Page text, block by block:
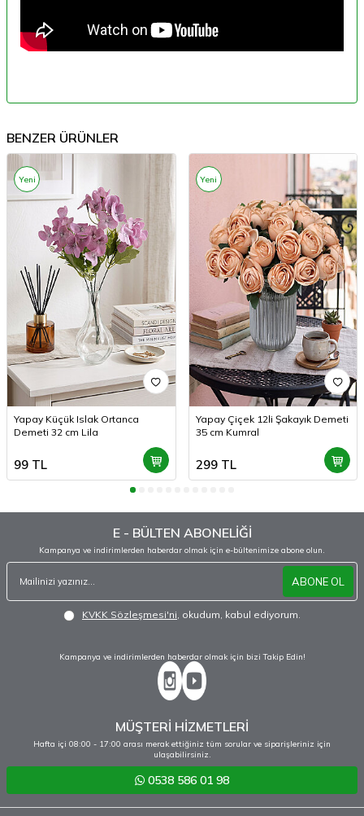
BENZER ÜRÜNLER
Yeni
Yapay Küçük Islak Ortanca
Demeti 32 cm Lila
99 TL
Yeni
Yapay Çiçek 12li Şakayık Demeti
35 cm Kumral
299TL
E - BÜLTEN ABONELİĞİ
Kampanya ve indirimlerden haberdar olmak için e-bültenimize abone olun.
ABONE OL
KVKK Sözleşmesi'ni, okudum, kabul ediyorum.
Kampanya ve indirimlerden haberdar olmak için bizi Takip Edin!
MÜŞTERİ HİZMETLERİ
Hafta içi 08:00 - 17:00 arası merak ettiğiniz tüm sorular ve siparişleriniz için
ulaşabilirsiniz.
0538 586 01 98